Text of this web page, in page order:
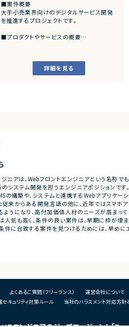
■案件概要
大手小売業界向けのデジタルサービス開発
を推進するプロジェクトです。
■プロダクトやサービスの概要
・既にサービス稼働中であり、数ヶ月から半
ケーション
■募集背景
・サービスの継続的な機能拡張に伴う増員募
集
■担当工程
・要件定義
・基本設計
・全体約100名規模の大型プロジェクト
詳細を見る
ニアは、Webフロントエンジニアという名称で
のシステム開発を担うエンジニアポジションで
の構築や、システムと連携するWebアプリケー
来からある開発言語の他に、近年ではスマホ
ようになり、高付加価値人材のニーズが高まっ
気も高く、条件の良い案件は、早期に枠が埋ま
件に合致する案件を見つけるためには、早めに
よくあるご質問（フリーランス） 運営会社について
セキュリティ対策ルール 当社のハラスメント対応方針